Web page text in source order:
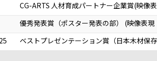
CG-ARTS 人材育成パートナー企業賞(映像
優秀発表賞（ポスター発表の部） (映像表
ベストプレゼンテーション賞（日本木材保